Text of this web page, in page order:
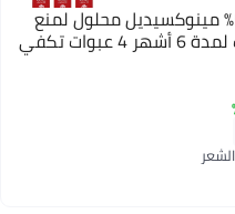
أفالون فارما أفوجين 5% مينوكسيديل محلول لمنع
تساقط الشعر 6 عبوات لمدة 6 أشهر 4 عبوات تكفي